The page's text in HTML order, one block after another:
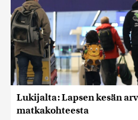
Lukijalta: Lapsen kesän
matkakohteesta